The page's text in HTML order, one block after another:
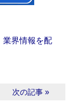
界情報を配
次の記事 »